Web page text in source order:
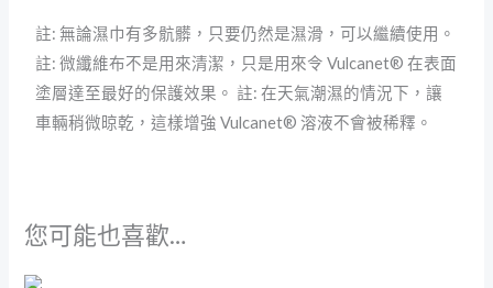
註: 無論濕巾有多骯髒，只要仍然是濕滑，可以繼續使用。
註: 微纖維布不是用來清潔，只是用來令 Vulcanet® 在表面
塗層達至最好的保護效果。 註: 在天氣潮濕的情況下，讓
車輛稍微晾乾，這樣增強 Vulcanet® 溶液不會被稀釋。
您可能也喜歡…